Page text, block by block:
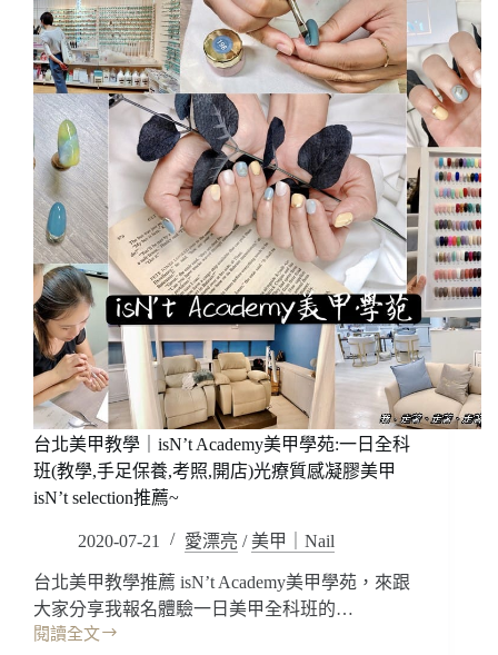
台北美甲教學｜isN’t Academy美甲學苑:一日全科
班(教學,手足保養,考照,開店)光療質感凝膠美甲
isN’t selection推薦~
2020-07-21 愛漂亮 / 美甲｜Nail
台北美甲教學推薦 isN’t Academy美甲學苑，來跟
大家分享我報名體驗一日美甲全科班的…
閱讀全文
台